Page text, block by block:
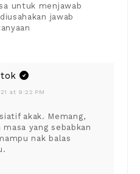
untuk menjawab
jawab
at 9:22 PM
akak. Memang,
masa yang sebabkan
nak balas